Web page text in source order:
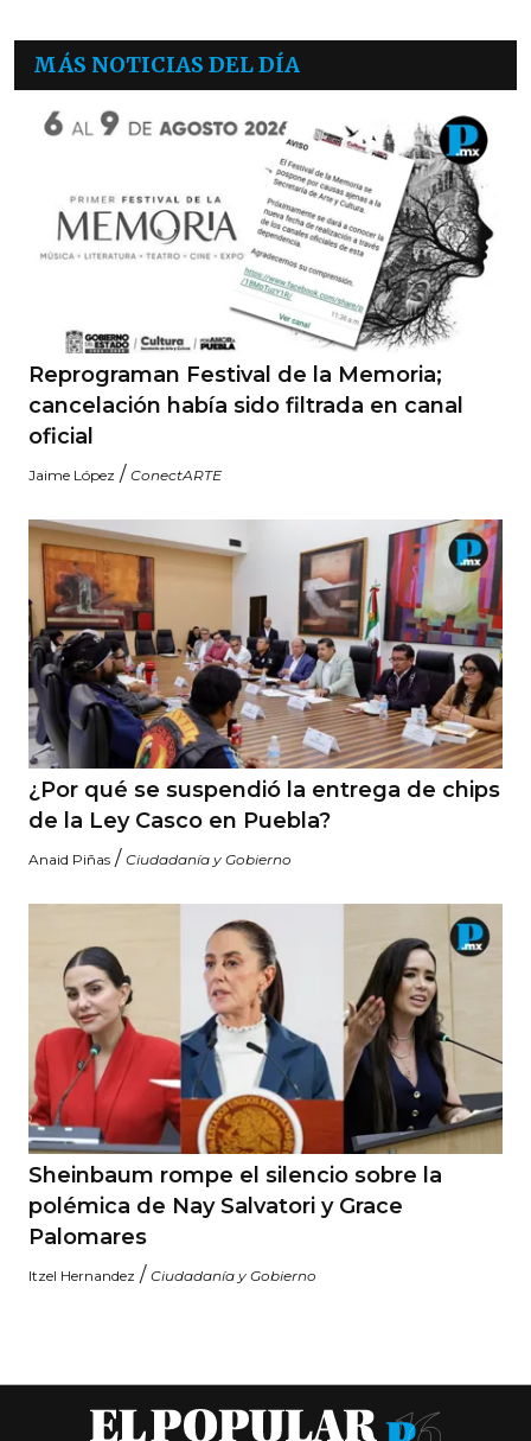
MÁS NOTICIAS DEL DÍA
Reprograman Festival de la Memoria;
cancelación había sido filtrada en canal
oficial
Jaime López / ConectARTE
¿Por qué se suspendió la entrega de chips
de la Ley Casco en Puebla?
Anaid Piñas / Ciudadanía y Gobierno
Sheinbaum rompe el silencio sobre la
polémica de Nay Salvatori y Grace
Palomares
Itzel Hernandez / Ciudadanía y Gobierno